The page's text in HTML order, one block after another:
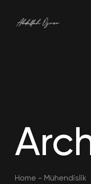
Home - Mühendislik